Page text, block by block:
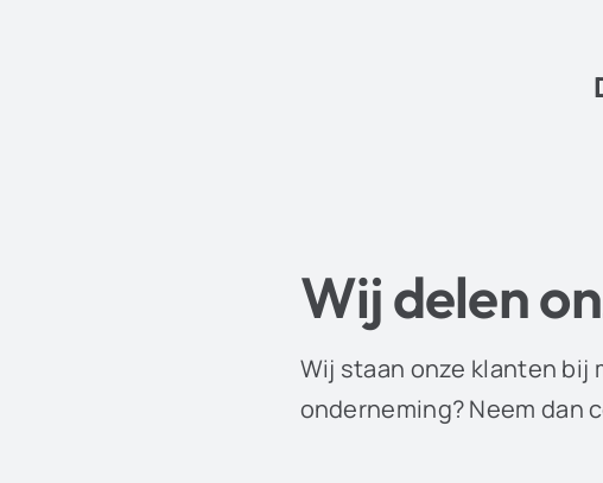
Wij delen
Wij staan onze klanten bij
onderneming? Neem dan